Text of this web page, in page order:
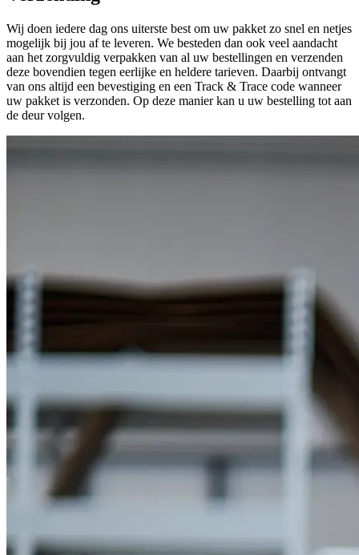
Wij doen iedere dag ons uiterste best om uw pakket zo snel en netjes
mogelijk bij jou af te leveren. We besteden dan ook veel aandacht
aan het zorgvuldig verpakken van al uw bestellingen en verzenden
deze bovendien tegen eerlijke en heldere tarieven. Daarbij ontvangt
van ons altijd een bevestiging en een Track & Trace code wanneer
uw pakket is verzonden. Op deze manier kan u uw bestelling tot aan
de deur volgen.